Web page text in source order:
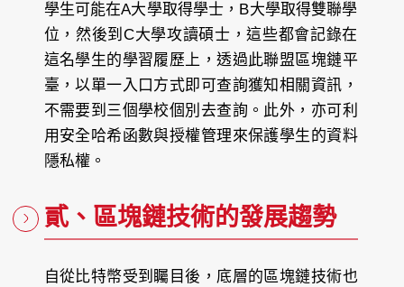
學生可能在A大學取得學士，B大學取得雙聯學
位，然後到C大學攻讀碩士，這些都會記錄在
這名學生的學習履歷上，透過此聯盟區塊鏈平
臺，以單一入口方式即可查詢獲知相關資訊，
不需要到三個學校個別去查詢。此外，亦可利
用安全哈希函數與授權管理來保護學生的資料
隱私權。
貳、區塊鏈技術的發展趨勢
自從比特幣受到矚目後，底層的區塊鏈技術也